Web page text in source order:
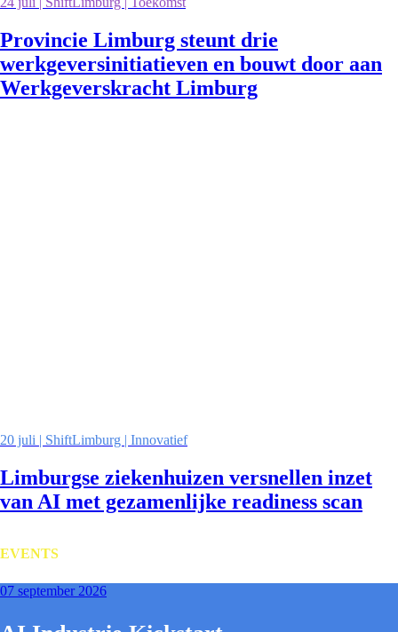
Provincie Limburg steunt drie
werkgeversinitiatieven en bouwt door aan
Werkgeverskracht Limburg
20 juli | ShiftLimburg | Innovatief
Limburgse ziekenhuizen versnellen inzet
van AI met gezamenlijke readiness scan
EVENTS
07 september 2026